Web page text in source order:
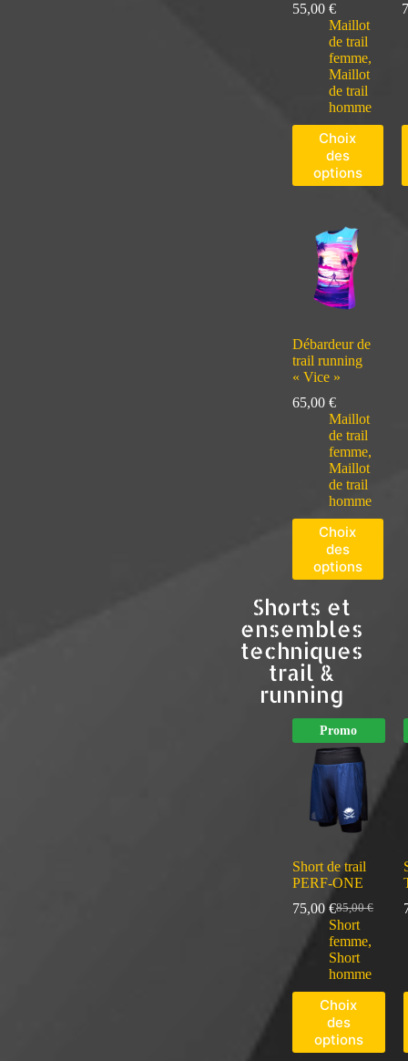
55,00 €
Maillot
de trail
femme,
Maillot
de trail
homme
Choix
des
options
Débardeur de
trail running
« Vice »
65,00 €
Maillot
de trail
femme,
Maillot
de trail
homme
Choix
des
options
Shorts et
ensembles
techniques
trail &
running
Promo
Short de trail
PERF-ONE
85,00€
75,00 €
Short
femme,
Short
homme
Choix
des
options